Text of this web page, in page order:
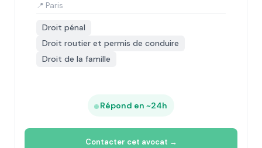
📍 Paris
Droit pénal
Droit routier et permis de conduire
Droit de la famille
Répond en ~24h
Contacter cet avocat →